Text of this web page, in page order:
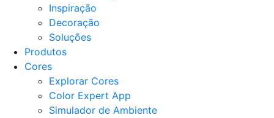
Inspiração
Decoração
Soluções
Produtos
Cores
Explorar Cores
Color Expert App
Simulador de Ambiente